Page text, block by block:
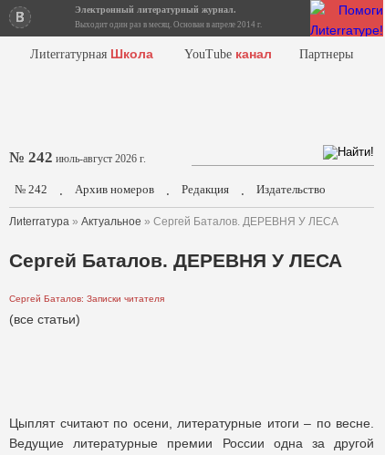
Электронный литературный журнал.
Выходит один раз в месяц. Основан в апреле 2014 г.
Лиterraтурная Школа YouTube канал Партнеры
№ 242 июль-август 2026 г.
№ 242 . Архив номеров . Редакция . Издательство
Лиterraтура » Актуальное » Сергей Баталов. ДЕРЕВНЯ У ЛЕСА
Сергей Баталов. ДЕРЕВНЯ У ЛЕСА
Сергей Баталов: Записки читателя
(все статьи)
Цыплят считают по осени, литературные итоги – по весне.
Ведущие литературные премии России одна за другой